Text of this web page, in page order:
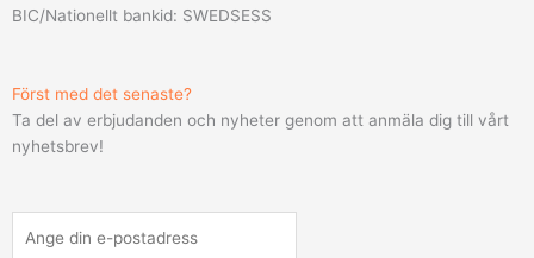
BIC/Nationellt bankid: SWEDSESS
Först med det senaste?
Ta del av erbjudanden och nyheter genom att anmäla dig till vårt
nyhetsbrev!